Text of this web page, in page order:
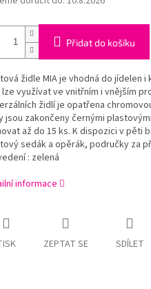
Přidat do košíku
židle MIA je vhodná do jídelen
lze využívat ve vnitřním i vnějším
židlí je opatřena
jsou zakončeny černými
až do 15 ks. K dispozici v pěti
sedák a opěrák, područky za
: zelená
informace
ZEPTAT SE SDÍLET